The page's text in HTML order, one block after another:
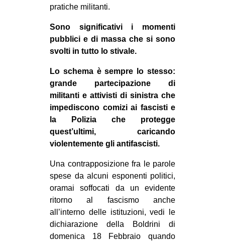
STUDENTI
CULTURE
MANIFESTI
MUSICA
INTERNAZIONALE
AMERICHE
ESTREMO ORIENTE
EUROPA
MEDIO ORIENTE
MONDO
pratiche militanti.
Sono significativi i momenti
pubblici e di massa che si sono
svolti in tutto lo stivale.
Lo schema è sempre lo stesso:
grande partecipazione di
militanti e attivisti di sinistra che
impediscono comizi ai fascisti e
la Polizia che protegge
quest’ultimi, caricando
violentemente gli antifascisti.
Una contrapposizione fra le parole
spese da alcuni esponenti politici,
oramai soffocati da un evidente
ritorno al fascismo anche
all’interno delle istituzioni, vedi le
dichiarazione della Boldrini di
domenica 18 Febbraio quando